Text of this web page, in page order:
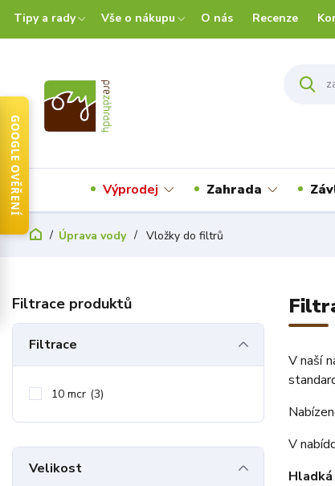
Tipy a rady Vše o nákupu O nás Recenze
Výprodej Zahrada
Úprava vody Vložky do filtrů
V naší
V
Filtrace
10 mcr (3)
Velikost
GOOGLE OVĚŘENÍ